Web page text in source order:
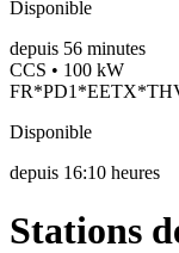
Disponible
depuis 56 minutes
CCS • 100 kW
Disponible
depuis 16:10 heures
Stations